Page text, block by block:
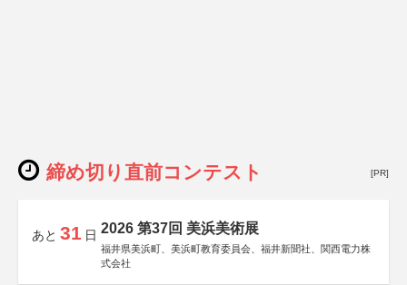
締め切り直前コンテスト [PR]
あと 31 日 2026 第37回 美浜美術展
福井県美浜町、美浜町教育委員会、福井新聞社、関西電力株
式会社